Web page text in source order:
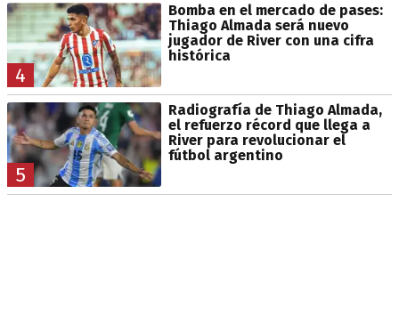
4
Bomba en el mercado de pases:
Thiago Almada será nuevo
jugador de River con una cifra
histórica
5
Radiografía de Thiago Almada,
el refuerzo récord que llega a
River para revolucionar el
fútbol argentino